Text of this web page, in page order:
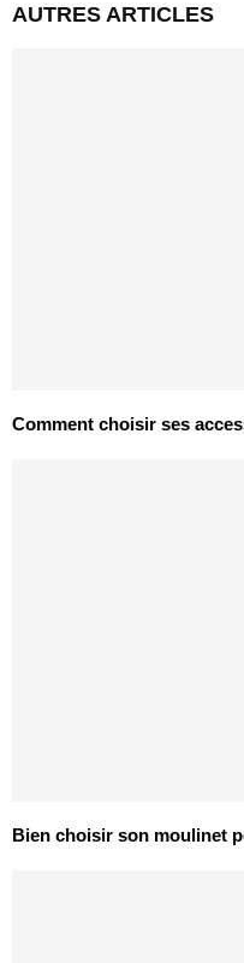
AUTRES ARTICLES
Comment choisir ses
Bien choisir son moulinet